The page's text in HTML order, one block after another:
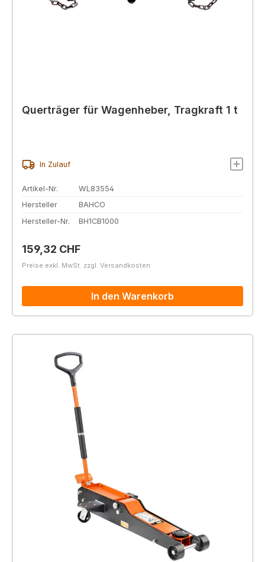
Querträger für Wagenheber, Tragkraft 1 t
In Zulauf
Artikel-Nr.
WL83554
Hersteller
BAHCO
Hersteller-Nr.
BH1CB1000
Regulärer Preis:
159,32 CHF
Preise exkl. MwSt. zzgl. Versandkosten
In den Warenkorb